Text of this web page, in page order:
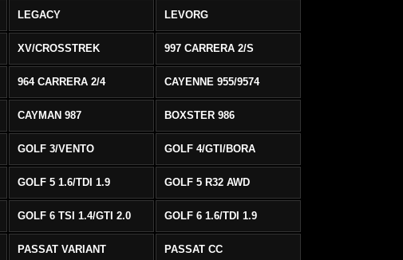
LEGACY LEVORG
XV/CROSSTREK 997 CARRERA 2/S
964 CARRERA 2/4 CAYENNE 955/9574
CAYMAN 987 BOXSTER 986
GOLF 3/VENTO GOLF 4/GTI/BORA
GOLF 5 1.6/TDI 1.9 GOLF 5 R32 AWD
GOLF 6 TSI 1.4/GTI 2.0 GOLF 6 1.6/TDI 1.9
PASSAT VARIANT PASSAT CC